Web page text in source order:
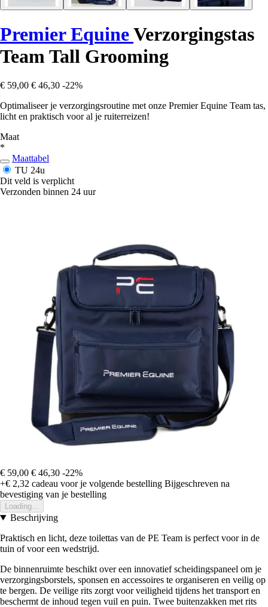
Premier EquineVerzorgingstas
Team Tall Grooming
€ 59,00 € 46,30 -22%
Optimaliseer je verzorgingsroutine met onze Premier Equine Team tas,
licht en praktisch voor al je ruiterreizen!
Maat
*
Maattabel
TU 24u
Dit veld is verplicht
Verzonden binnen 24 uur
€ 59,00 € 46,30 -22%
+€ 2,32 cadeau voor je volgende bestelling Bijgeschreven na
bevestiging van je bestelling
Loading...
Beschrijving
Praktisch en licht, deze toilettas van de PE Team is perfect voor in de
tuin of voor een wedstrijd.
De binnenruimte beschikt over een innovatief scheidingspaneel om je
verzorgingsborstels, sponsen en accessoires te organiseren en veilig op
te bergen. De veilige rits zorgt voor veiligheid tijdens het transport en
beschermt de inhoud tegen vuil en puin. Twee buitenzakken met rits